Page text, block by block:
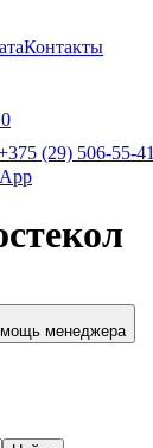
Контакты
(29) 506-55-41
менеджера